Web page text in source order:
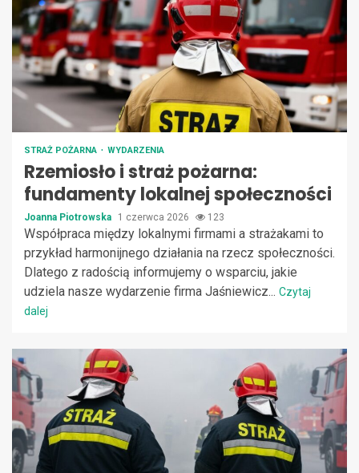
STRAŻ POŻARNA WYDARZENIA
Rzemiosło i straż pożarna:
fundamenty lokalnej społeczności
Joanna Piotrowska 1 czerwca 2026 123
Współpraca między lokalnymi firmami a strażakami to
przykład harmonijnego działania na rzecz społeczności.
Dlatego z radością informujemy o wsparciu, jakie
udziela nasze wydarzenie firma Jaśniewicz... Czytaj
dalej